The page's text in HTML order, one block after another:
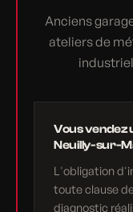
Anciens
ateliers de
Vous vendez
Neuilly-sur-
L'obligation
toute clause
diagnostic